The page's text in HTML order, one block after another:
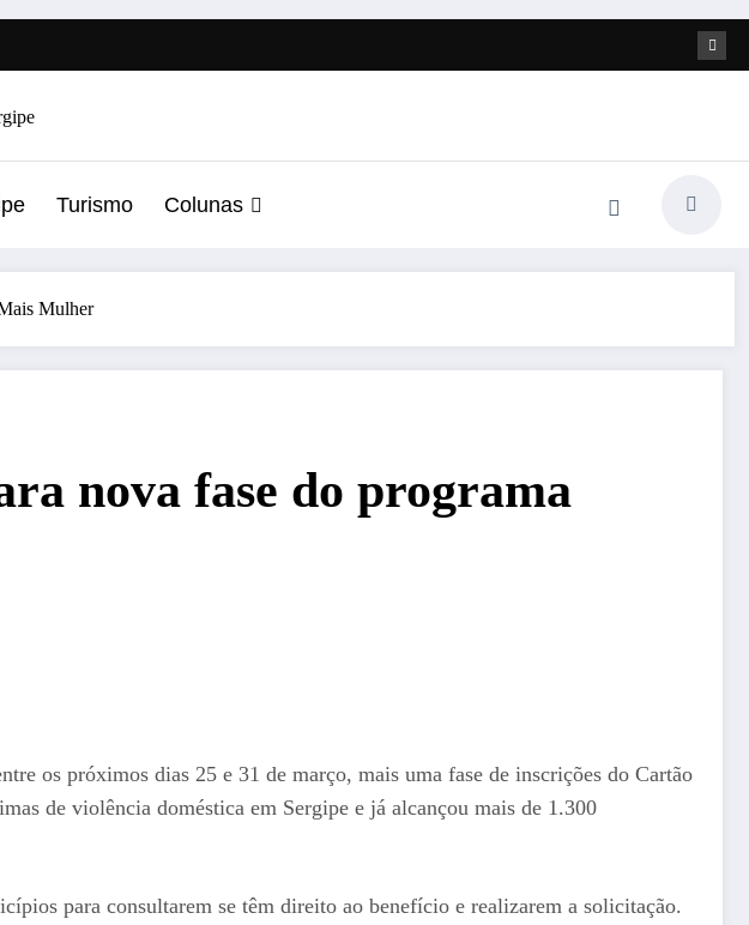
Turismo Colunas
Mulher
nova fase do programa
os próximos dias 25 e 31 de março, mais uma fase de inscrições do Cartão
de violência doméstica em Sergipe e já alcançou mais de 1.300
para consultarem se têm direito ao benefício e realizarem a solicitação.